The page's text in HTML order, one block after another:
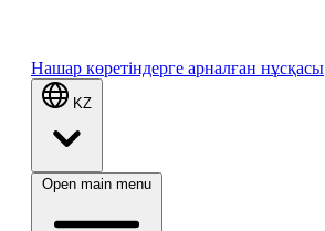
Нашар көретіндерге арналған нұсқасы
KZ
Open main menu